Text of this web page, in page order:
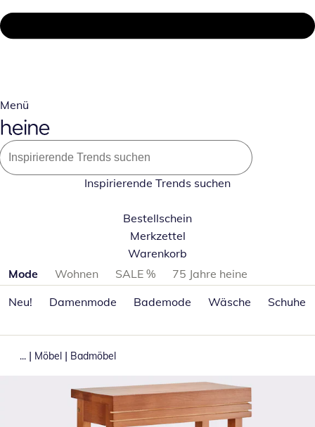
Menü
Inspirierende Trends suchen
Bestellschein
Merkzettel
Warenkorb
Produktkategorien überspringen
Mode Wohnen SALE %
75 Jahre heine
Neu!
Damenmode Bademode Wäsche Schuhe
... | Möbel | Badmöbel